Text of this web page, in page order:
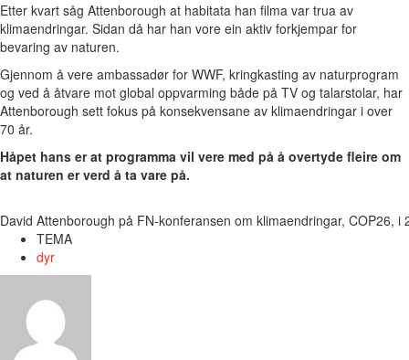
Etter kvart såg Attenborough at habitata han filma var trua av
klimaendringar. Sidan då har han vore ein aktiv forkjempar for
bevaring av naturen.
Gjennom å vere ambassadør for WWF, kringkasting av naturprogram
og ved å åtvare mot global oppvarming både på TV og talarstolar, har
Attenborough sett fokus på konsekvensane av klimaendringar i over
70 år.
Håpet hans er at programma vil vere med på å overtyde fleire om
at naturen er verd å ta vare på.
David Attenborough på FN-konferansen om klimaendringar, COP26,
TEMA
dyr